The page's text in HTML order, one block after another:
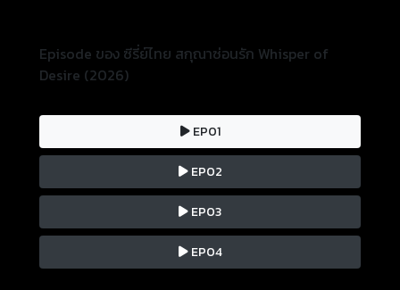
Episode ของ ซีรี่ย์ไทย สกุณาซ่อนรัก Whisper of
Desire (2026)
EP01
EP02
EP03
EP04